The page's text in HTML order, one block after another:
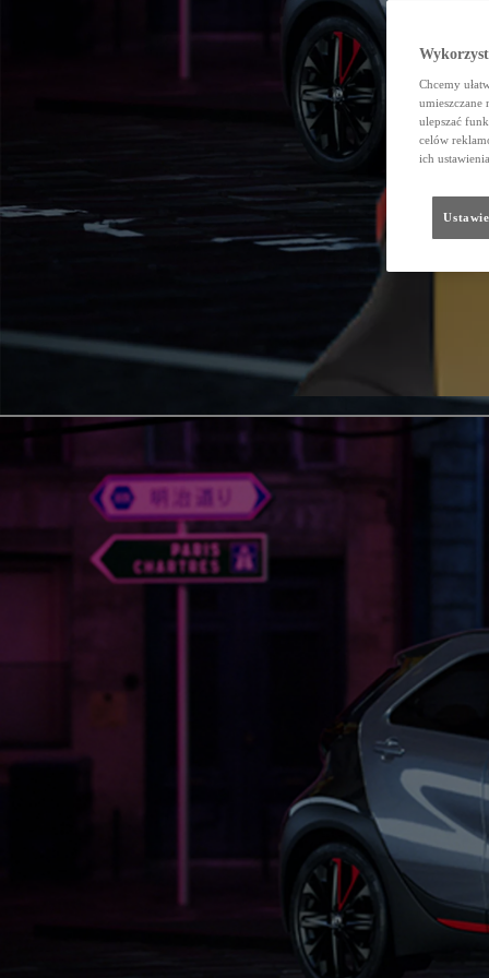
Chcemy
ulepszać
celów
ich